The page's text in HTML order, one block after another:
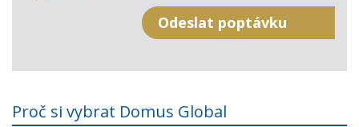
Proč si vybrat Domus Global